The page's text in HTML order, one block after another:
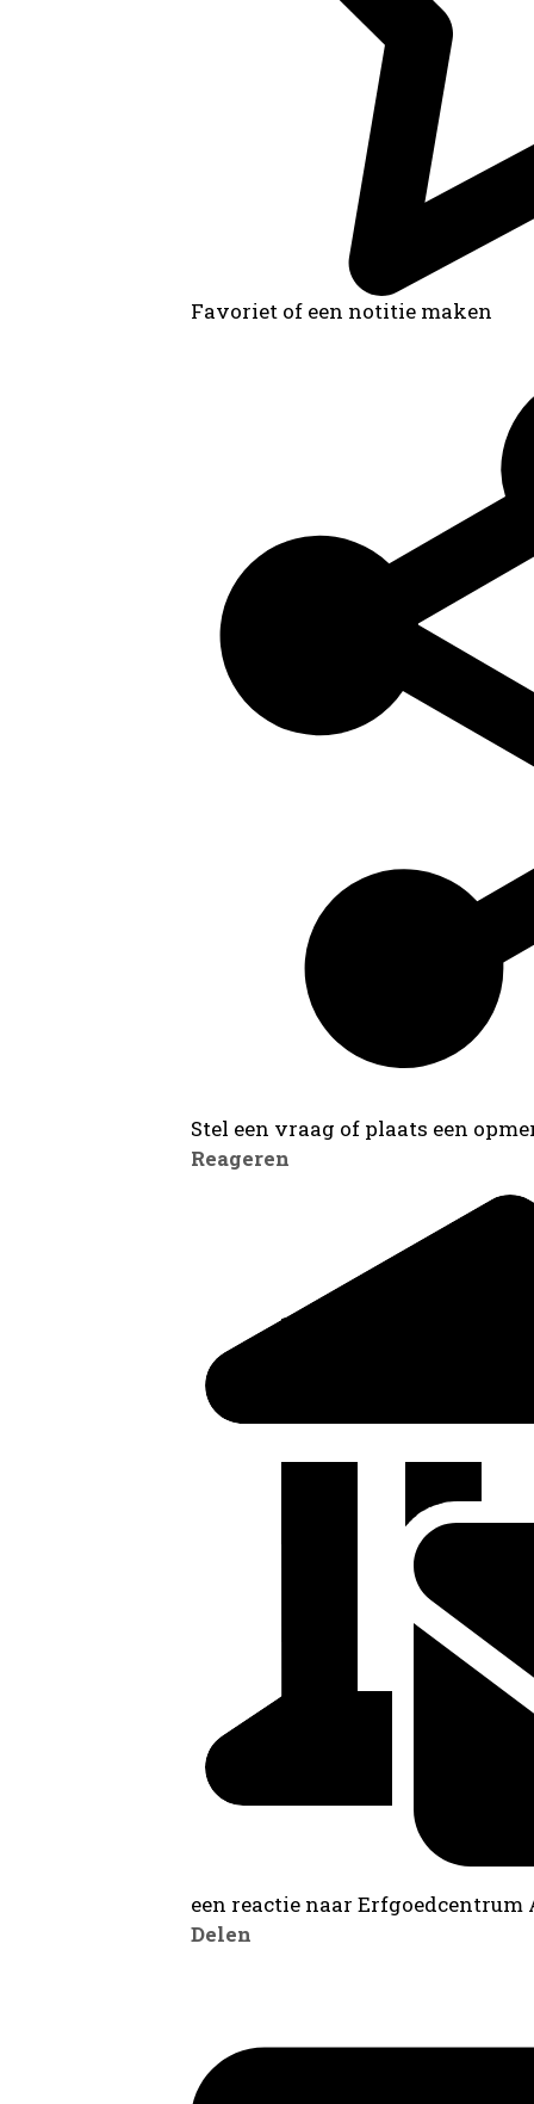
Favoriet of een notitie maken
Stel een vraag of plaats een
Reageren
een reactie naar
Delen